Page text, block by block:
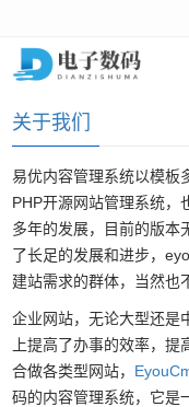
首页>关于我们
关于我们
易优内容管理系统以模板
PHP开源网站管理系统，
多年的发展，目前的版本
了长足的发展和进步，
建站需求的群体，当然也
企业网站，无论大型还是
上提高了办事的效率，提
合做各类型网站，
码的内容管理系统，它是